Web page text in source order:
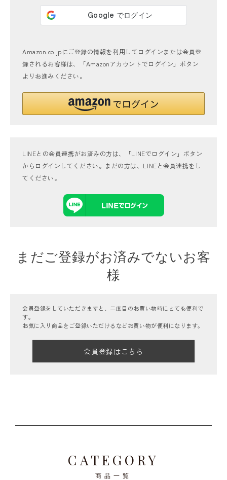
会員ステージ特典プログラムについて
Amazon.co.jpにご登録の情報を利用してログインまたは会員登
録されるお客様は、「Amazonアカウントでログイン」ボタン
よりお進みください。
LINEとの会員連携がお済みの方は、「LINEでログイン」ボタン
からログインしてください。まだの方は、 LINEと会員連携をし
てください。
まだご登録がお済みでないお客
様
会員登録をしていただきますと、二度目のお買い物時にとても便利で
す。
お気に入り商品をご登録いただけるなどお買い物が便利になります。
会員登録はこちら
CATEGORY
商品一覧